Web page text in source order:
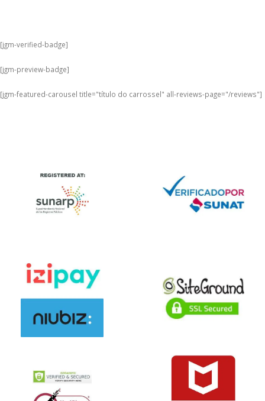
[jgm-verified-badge]
[jgm-preview-badge]
[jgm-featured-carousel title="título do carrossel" all-reviews-page="/reviews"]